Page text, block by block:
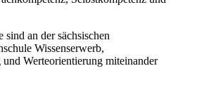
an der sächsischen
Wissenserwerb,
Werteorientierung miteinander